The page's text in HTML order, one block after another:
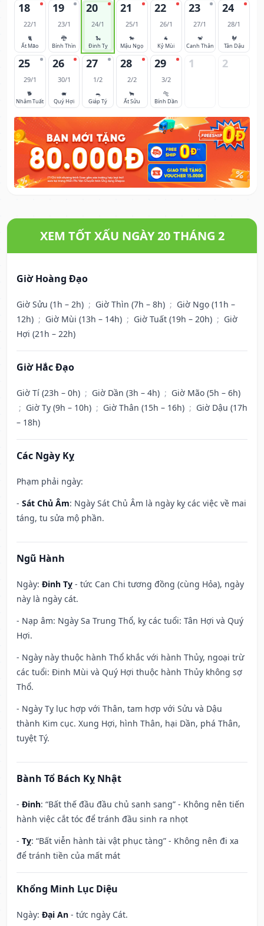
18
22/1
🐈
Ất Mão
19
23/1
🐉
Bính Thìn
20
24/1
🐍
Đinh Tỵ
21
25/1
🐎
Mậu Ngọ
22
26/1
🐐
Kỷ Mùi
23
27/1
🐒
Canh Thân
24
28/1
🐓
Tân Dậu
25
29/1
🐕
Nhâm Tuất
26
30/1
🐖
Quý Hợi
27
1/2
🐀
Giáp Tý
28
2/2
🐂
Ất Sửu
29
3/2
🐅
Bính Dần
1 2
XEM TỐT XẤU NGÀY 20 THÁNG 2
Giờ Hoàng Đạo
Giờ Sửu (1h – 2h) ; Giờ Thìn (7h – 8h) ; Giờ Ngọ (11h –
12h) ; Giờ Mùi (13h – 14h) ; Giờ Tuất (19h – 20h) ; Giờ
Hợi (21h – 22h)
Giờ Hắc Đạo
Giờ Tí (23h – 0h) ; Giờ Dần (3h – 4h) ; Giờ Mão (5h – 6h)
; Giờ Tỵ (9h – 10h) ; Giờ Thân (15h – 16h) ; Giờ Dậu (17h
– 18h)
Các Ngày Kỵ
Phạm phải ngày:
- Sát Chủ Âm: Ngày Sát Chủ Âm là ngày kỵ các việc về mai
táng, tu sửa mộ phần.
Ngũ Hành
Ngày: Đinh Tỵ - tức Can Chi tương đồng (cùng Hỏa), ngày
này là ngày cát.
- Nạp âm: Ngày Sa Trung Thổ, kỵ các tuổi: Tân Hợi và Quý
Hợi.
- Ngày này thuộc hành Thổ khắc với hành Thủy, ngoại trừ
các tuổi: Đinh Mùi và Quý Hợi thuộc hành Thủy không sợ
Thổ.
- Ngày Tỵ lục hợp với Thân, tam hợp với Sửu và Dậu
thành Kim cục. Xung Hợi, hình Thân, hại Dần, phá Thân,
tuyệt Tý.
Bành Tổ Bách Kỵ Nhật
- Đinh: “Bất thế đầu đầu chủ sanh sang” - Không nên tiến
hành việc cắt tóc để tránh đầu sinh ra nhọt
- Tỵ: “Bất viễn hành tài vật phục tàng” - Không nên đi xa
để tránh tiền của mất mát
Khổng Minh Lục Diệu
Ngày: Đại An - tức ngày Cát.